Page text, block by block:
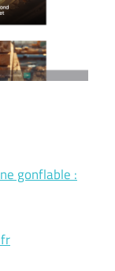
gonflable :